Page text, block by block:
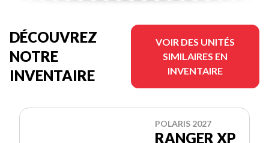
DÉCOUVREZ
NOTRE
INVENTAIRE
VOIR DES UNITÉS
SIMILAIRES EN
INVENTAIRE
POLARIS 2027
RANGER XP